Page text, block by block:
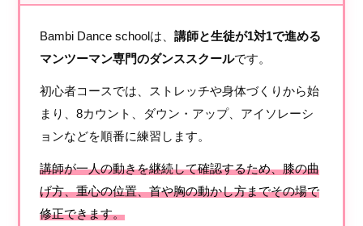
Bambi Dance schoolは、講師と生徒が1対1で進める
マンツーマン専門のダンススクールです。
初心者コースでは、ストレッチや身体づくりから始
まり、8カウント、ダウン・アップ、アイソレーシ
ョンなどを順番に練習します。
講師が一人の動きを継続して確認するため、膝の曲
げ方、重心の位置、首や胸の動かし方までその場で
修正できます。